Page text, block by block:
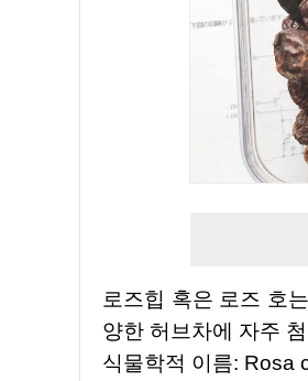
로즈힙 혹은 로즈 호는 야생 장미의 열매입니다. 높은 비타민 C와 항산화제 함량 때문에 이것은 다
양한 허브차에 자주
식물학적 이름: Rosa